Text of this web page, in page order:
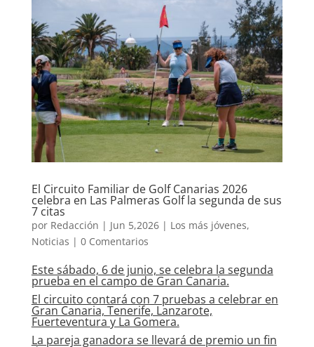
El Circuito Familiar de Golf Canarias 2026
celebra en Las Palmeras Golf la segunda de sus
7 citas
por Redacción | Jun 5,2026| Los más jóvenes,
Noticias | 0 Comentarios
Este sábado, 6 de junio, se celebra la segunda
prueba en el campo de Gran Canaria.
El circuito contará con 7 pruebas a celebrar en
Gran Canaria, Tenerife, Lanzarote,
Fuerteventura y La Gomera.
La pareja ganadora se llevará de premio un fin